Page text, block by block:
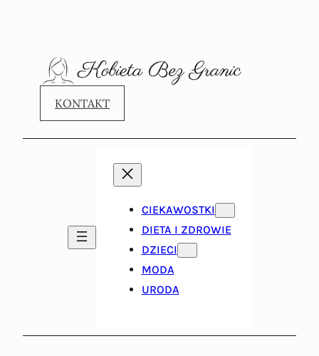
KONTAKT
CIEKAWOSTKI
DIETA I ZDROWIE
DZIECI
MODA
URODA